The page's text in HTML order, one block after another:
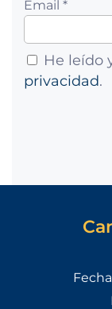
Email *
He leído
privacidad.